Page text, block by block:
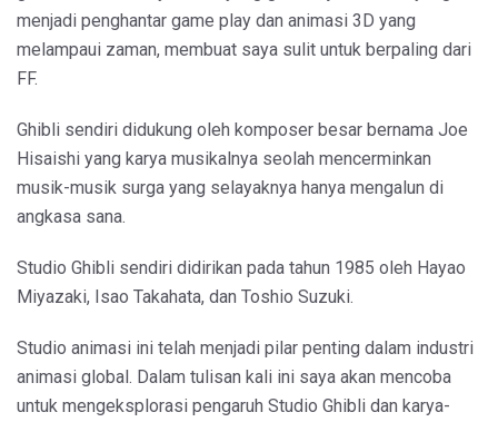
menjadi penghantar game play dan animasi 3D yang
melampaui zaman, membuat saya sulit untuk berpaling dari
FF.
Ghibli sendiri didukung oleh komposer besar bernama Joe
Hisaishi yang karya musikalnya seolah mencerminkan
musik-musik surga yang selayaknya hanya mengalun di
angkasa sana.
Studio Ghibli sendiri didirikan pada tahun 1985 oleh Hayao
Miyazaki, Isao Takahata, dan Toshio Suzuki.
Studio animasi ini telah menjadi pilar penting dalam industri
animasi global. Dalam tulisan kali ini saya akan mencoba
untuk mengeksplorasi pengaruh Studio Ghibli dan karya-